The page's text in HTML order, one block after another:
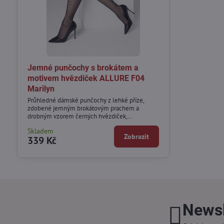
Jemné punčochy s brokátem a
motivem hvězdiček ALLURE F04
Marilyn
Průhledné dámské punčochy z lehké příze,
zdobené jemným brokátovým prachem a
drobným vzorem černých hvězdiček,
rozmístěných po celé délce nohou.
Skladem
339 Kč Zobrazit